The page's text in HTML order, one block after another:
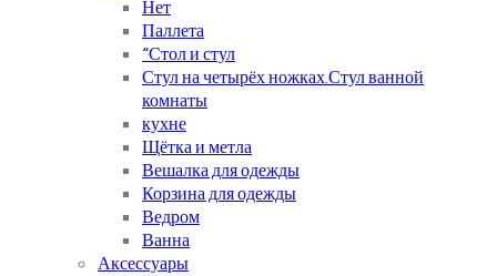
Нет
Паллета
“Стол и стул
Стул на четырёх ножках.Стул ванной
комнаты
кухне
Щётка и метла
Вешалка для одежды
Корзина для одежды
Ведром
Ванна
Аксессуары